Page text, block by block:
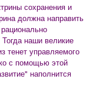
сохранения и
должна направить
наши великие
тенет управляемого
с помощью этой
наполнится